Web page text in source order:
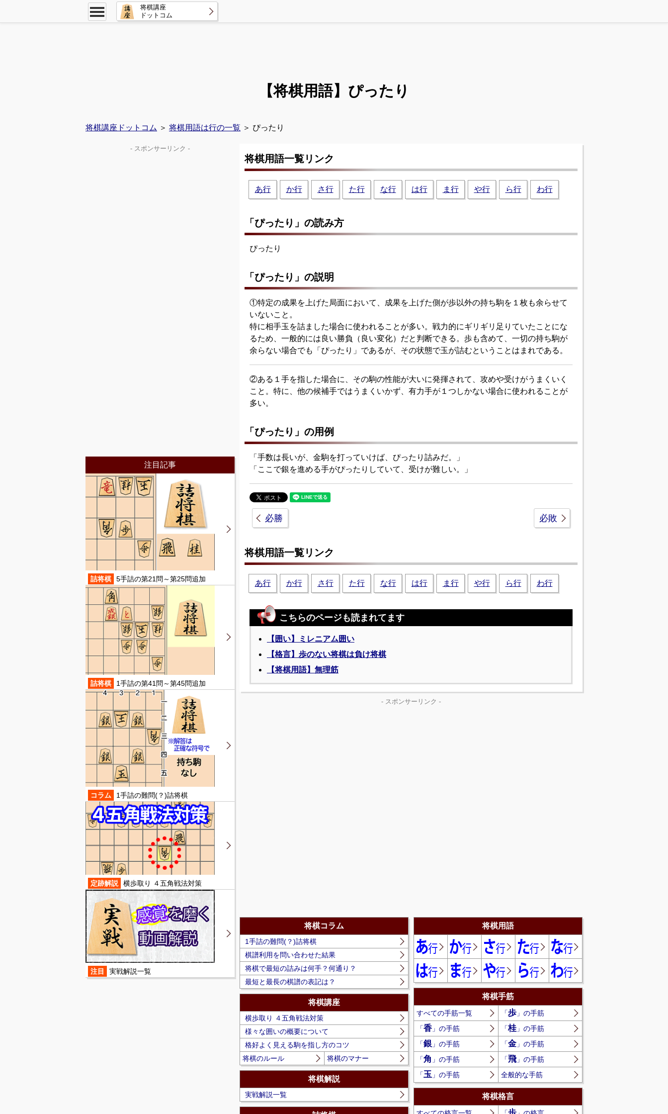
将棋講座
ドットコム
【将棋用語】 ぴったり
将棋講座ドットコム ＞ 将棋用語は行の一覧 ＞ ぴったり
将棋用語一覧リンク
あ行 か行 さ行 た行 な行 は行 ま行 や行 ら行 わ行
「ぴったり」の読み方
ぴったり
「ぴったり」の説明
①特定の成果を上げた局面において、成果を上げた側が歩以外の持ち駒を１枚も余らせて
いないこと。
特に相手玉を詰ました場合に使われることが多い。戦力的にギリギリ足りていたことにな
るため、一般的には良い勝負（良い変化）だと判断できる。歩も含めて、一切の持ち駒が
余らない場合でも「ぴったり」であるが、その状態で玉が詰むということはまれである。
②ある１手を指した場合に、その駒の性能が大いに発揮されて、攻めや受けがうまくいく
こと。特に、他の候補手ではうまくいかず、有力手が１つしかない場合に使われることが
多い。
「ぴったり」の用例
「手数は長いが、金駒を打っていけば、ぴったり詰みだ。」
「ここで銀を進める手がぴったりしていて、受けが難しい。」
必勝 必敗
将棋用語一覧リンク
あ行 か行 さ行 た行 な行 は行 ま行 や行 ら行 わ行
こちらのページも読まれてます
【囲い】ミレニアム囲い
【格言】歩のない将棋は負け将棋
【将棋用語】無理筋
- スポンサーリンク -
将棋コラム
1手詰の難問(？)詰将棋
棋譜利用を問い合わせた結果
将棋で最短の詰みは何手？何通り？
最短と最長の棋譜の表記は？
将棋講座
横歩取り ４五角戦法対策
様々な囲いの概要について
格好よく見える駒を指し方のコツ
将棋のルール
将棋のマナー
将棋解説
実戦解説一覧
将棋用語
将棋手筋
すべての手筋一覧 「歩 」の手筋
「香」の手筋 「桂 」の手筋
「銀 」の手筋 「金 」の手筋
「角 」の手筋 「飛 」の手筋
「玉 」の手筋 全般的な手筋
将棋格言
- スポンサーリンク -
注目記事
詰将棋 5手詰の第21問～第25問追加
詰将棋 1手詰の第41問～第45問追加
コラム 1手詰の難問(？)詰将棋
定跡解説 横歩取り ４五角戦法対策
注目 実戦解説一覧